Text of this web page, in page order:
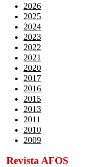
2026
2025
2024
2023
2022
2021
2020
2017
2016
2015
2013
2011
2010
2009
Revista AFOS